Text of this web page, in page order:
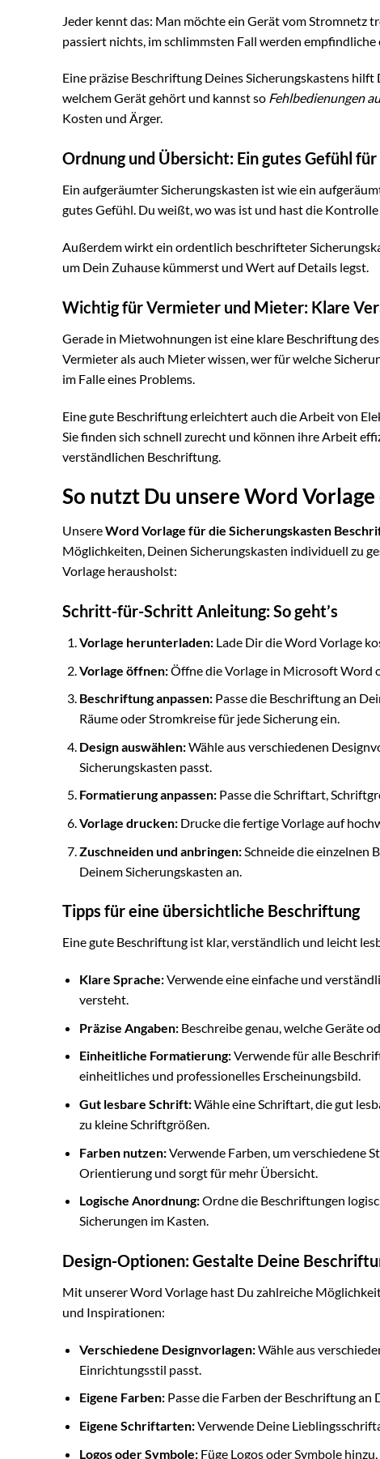
Jeder kennt das: Man möchte ein Gerät vom Stromnetz
passiert nichts, im schlimmsten Fall werden
Eine präzise Beschriftung Deines Sicherungskastens
welchem Gerät gehört und kannst so Fehlbedienungen
Kosten und Ärger.
Ordnung und Übersicht: Ein gutes Gefühl für
Ein aufgeräumter Sicherungskasten ist wie ein
gutes Gefühl. Du weißt, wo was ist und hast die
Außerdem wirkt ein ordentlich beschrifteter
um Dein Zuhause kümmerst und Wert auf Details legst.
Wichtig für Vermieter und Mieter: Klare
Gerade in Mietwohnungen ist eine klare Beschriftung
Vermieter als auch Mieter wissen, wer für welche
im Falle eines Problems.
Eine gute Beschriftung erleichtert auch die Arbeit von
Sie finden sich schnell zurecht und können ihre Arbeit
verständlichen Beschriftung.
So nutzt Du unsere Word
UnsereWord Vorlage für die Sicherungskasten
Möglichkeiten, Deinen Sicherungskasten individuell zu
Vorlage herausholst:
Schritt-für-Schritt Anleitung: So geht’s
Vorlage herunterladen:Lade Dir die Word Vorlage
Vorlage öffnen:Öffne die Vorlage in Microsoft Word
Beschriftung anpassen:Passe die Beschriftung an
Räume oder Stromkreise für jede Sicherung ein.
Design auswählen:Wähle aus verschiedenen
Sicherungskasten passt.
Formatierung anpassen:Passe die Schriftart,
Vorlage drucken:Drucke die fertige Vorlage auf
Zuschneiden und anbringen:Schneide die einzelnen
Deinem Sicherungskasten an.
Tipps für eine übersichtliche Beschriftung
Eine gute Beschriftung ist klar, verständlich und leicht
Klare Sprache:Verwende eine einfache und
versteht.
Präzise Angaben:Beschreibe genau, welche Geräte
Einheitliche Formatierung:Verwende für alle
einheitliches und professionelles Erscheinungsbild.
Gut lesbare Schrift:Wähle eine Schriftart, die gut
zu kleine Schriftgrößen.
Farben nutzen:Verwende Farben, um verschiedene
Orientierung und sorgt für mehr Übersicht.
Logische Anordnung:Ordne die Beschriftungen
Sicherungen im Kasten.
Design-Optionen: Gestalte Deine
Mit unserer Word Vorlage hast Du zahlreiche
und Inspirationen:
Verschiedene Designvorlagen:Wähle aus
Einrichtungsstil passt.
Eigene Farben:Passe die Farben der Beschriftung an
Eigene Schriftarten:Verwende Deine
Logos oder Symbole:Füge Logos oder Symbole